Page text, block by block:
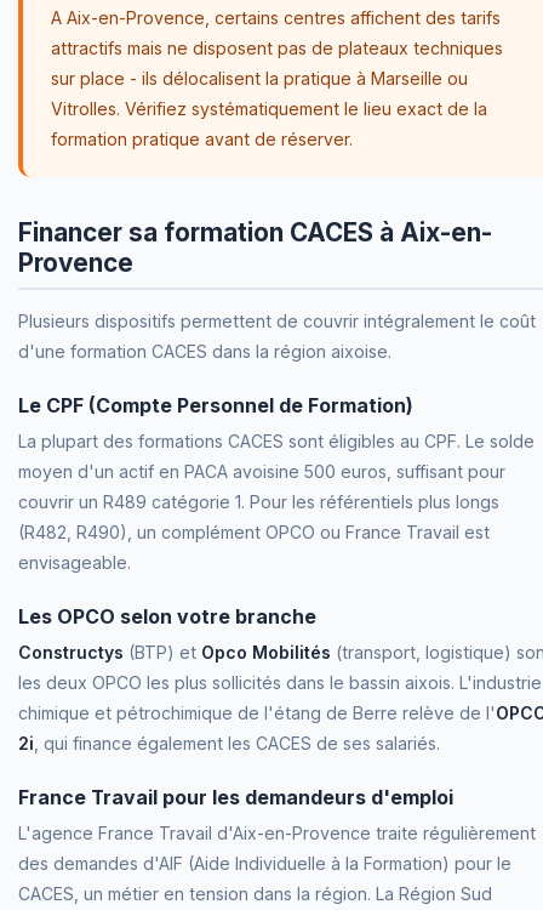
A Aix-en-Provence, certains centres affichent des tarifs
attractifs mais ne disposent pas de plateaux techniques
sur place - ils délocalisent la pratique à Marseille ou
Vitrolles. Vérifiez systématiquement le lieu exact de la
formation pratique avant de réserver.
Financer sa formation CACES à Aix-en-
Provence
Plusieurs dispositifs permettent de couvrir intégralement le coût
d'une formation CACES dans la région aixoise.
Le CPF (Compte Personnel de Formation)
La plupart des formations CACES sont éligibles au CPF. Le solde
moyen d'un actif en PACA avoisine 500 euros, suffisant pour
couvrir un R489 catégorie 1. Pour les référentiels plus longs
(R482, R490), un complément OPCO ou France Travail est
envisageable.
Les OPCO selon votre branche
Constructys (BTP) et Opco Mobilités (transport, logistique)
les deux OPCO les plus sollicités dans le bassin aixois. L'industrie
chimique et pétrochimique de l'étang de Berre relève de l'
2i , qui finance également les CACES de ses salariés.
France Travail pour les demandeurs d'emploi
L'agence France Travail d'Aix-en-Provence traite régulièrement
des demandes d'AIF (Aide Individuelle à la Formation) pour le
CACES, un métier en tension dans la région. La Région Sud